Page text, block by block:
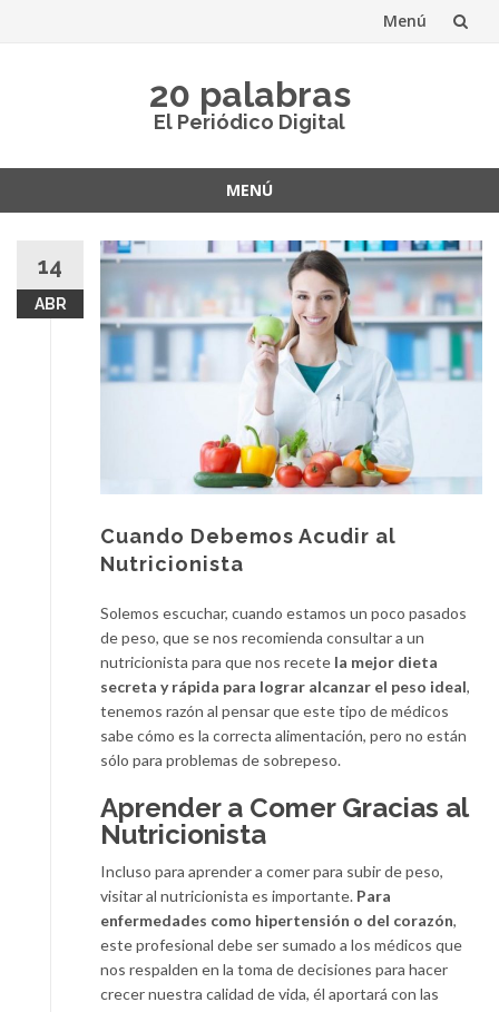
Menú
20 palabras
El Periódico Digital
MENÚ
contenido
14
ABR
Cuando Debemos Acudir al
Nutricionista
Solemos escuchar, cuando estamos un poco pasados
de peso, que se nos recomienda consultar a un
nutricionista para que nos recete la mejor dieta
secreta y rápida para lograr alcanzar el peso ideal,
tenemos razón al pensar que este tipo de médicos
sabe cómo es la correcta alimentación, pero no están
sólo para problemas de sobrepeso.
Aprender a Comer Gracias al
Nutricionista
Incluso para aprender a comer para subir de peso,
visitar al nutricionista es importante. Para
enfermedades como hipertensión o del corazón,
este profesional debe ser sumado a los médicos que
nos respalden en la toma de decisiones para hacer
crecer nuestra calidad de vida, él aportará con las